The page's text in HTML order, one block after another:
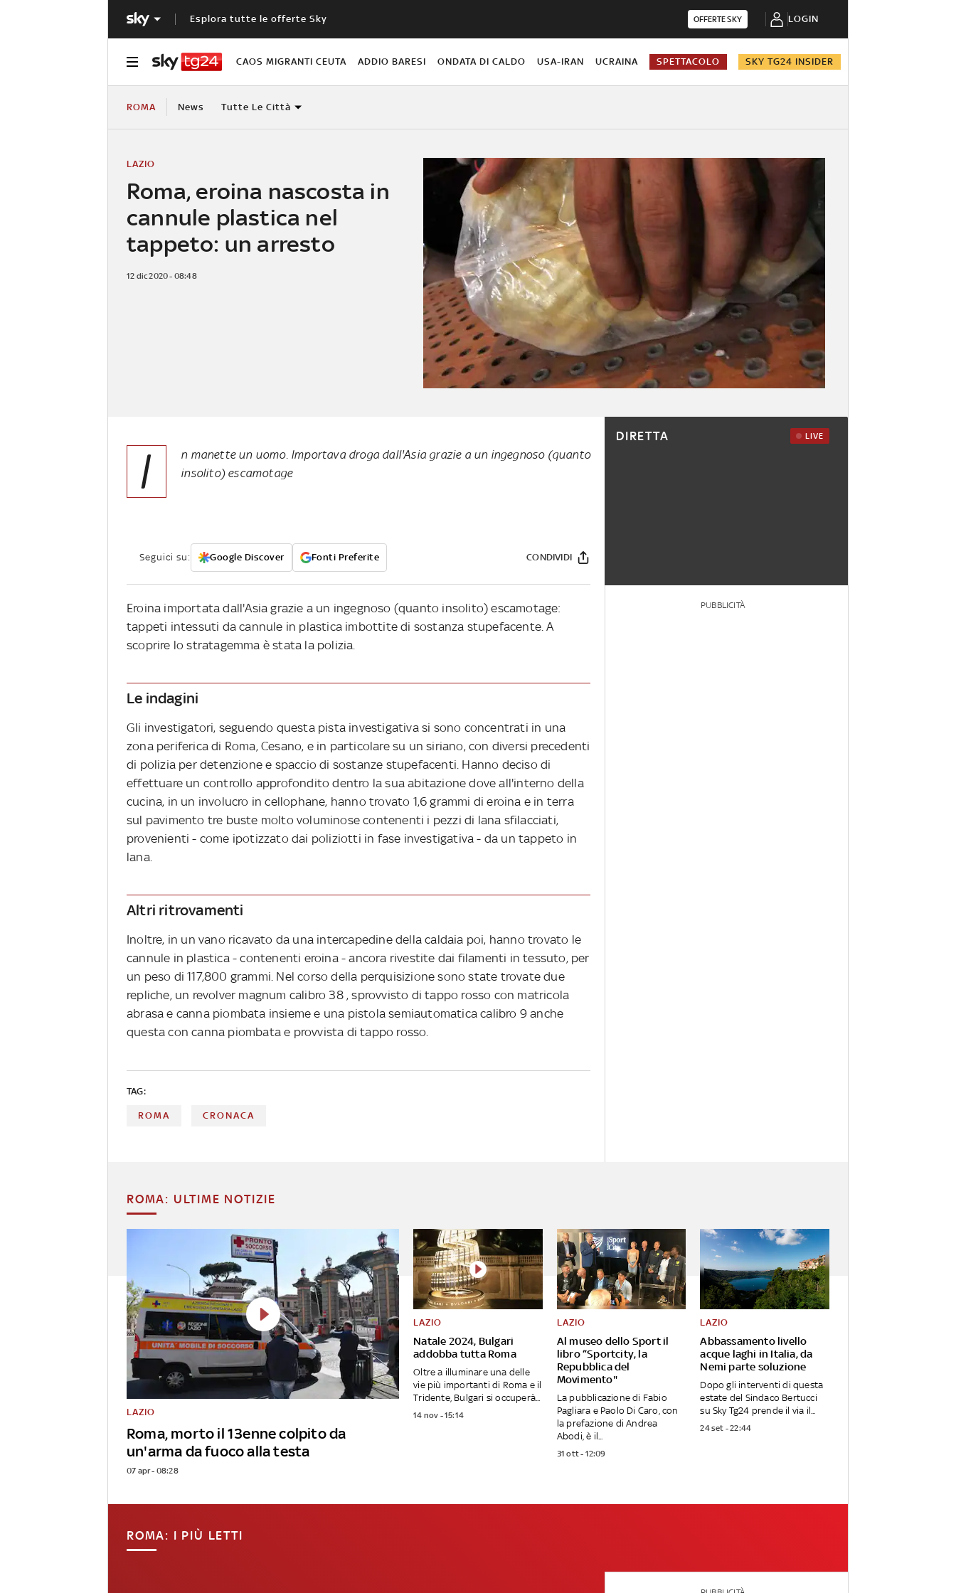
Esplora tutte le offerte Sky OFFERTE SKY LOGIN
CAOS MIGRANTI CEUTA ADDIO BARESI ONDATA DI CALDO USA-IRAN UCRAINA SPETTACOLO SKY TG24 INSIDER
ROMA News Tutte Le Città
Roma, eroina nascosta in
cannule plastica nel
tappeto: un arresto
LAZIO
12 dic 2020 - 08:48
I
n manette un uomo. Importava droga dall'Asia grazie a un ingegnoso (quanto
insolito) escamotage
Seguici su: Google Discover Fonti Preferite CONDIVIDI
Eroina importata dall'Asia grazie a un ingegnoso (quanto insolito) escamotage:
tappeti intessuti da cannule in plastica imbottite di sostanza stupefacente. A
scoprire lo stratagemma è stata la polizia.
Le indagini
Gli investigatori, seguendo questa pista investigativa si sono concentrati in una
zona periferica di Roma, Cesano, e in particolare su un siriano, con diversi precedenti
di polizia per detenzione e spaccio di sostanze stupefacenti. Hanno deciso di
effettuare un controllo approfondito dentro la sua abitazione dove all'interno della
cucina, in un involucro in cellophane, hanno trovato 1,6 grammi di eroina e in terra
sul pavimento tre buste molto voluminose contenenti i pezzi di lana sfilacciati,
provenienti - come ipotizzato dai poliziotti in fase investigativa - da un tappeto in
lana.
Altri ritrovamenti
Inoltre, in un vano ricavato da una intercapedine della caldaia poi, hanno trovato le
cannule in plastica - contenenti eroina - ancora rivestite dai filamenti in tessuto, per
un peso di 117,800 grammi. Nel corso della perquisizione sono state trovate due
repliche, un revolver magnum calibro 38 , sprovvisto di tappo rosso con matricola
abrasa e canna piombata insieme e una pistola semiautomatica calibro 9 anche
questa con canna piombata e provvista di tappo rosso.
TAG:
ROMA CRONACA
DIRETTA LIVE
PUBBLICITÀ
ROMA: ULTIME NOTIZIE
Roma, morto il 13enne colpito da
un'arma da fuoco alla testa
LAZIO
07 apr - 08:28
Natale 2024, Bulgari
addobba tutta Roma
LAZIO
Oltre a illuminare una delle
vie più importanti di Roma e il
Tridente, Bulgari si occuperà...
14 nov - 15:14
Al museo dello Sport il
libro “Sportcity, la
Repubblica del
Movimento"
LAZIO
La pubblicazione di Fabio
Pagliara e Paolo Di Caro, con
la prefazione di Andrea
Abodi, è il...
31 ott - 12:09
Abbassamento livello
acque laghi in Italia, da
Nemi parte soluzione
LAZIO
Dopo gli interventi di questa
estate del Sindaco Bertucci
su Sky Tg24 prende il via il...
24 set - 22:44
ROMA: I PIÙ LETTI